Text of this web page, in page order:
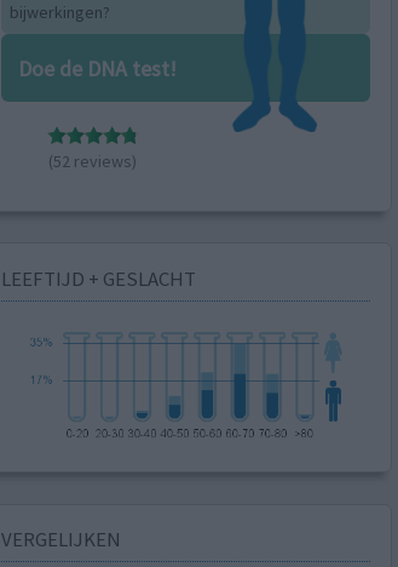
bijwerkingen?
Doe de DNA test!
(52 reviews)
LEEFTIJD + GESLACHT
VERGELIJKEN